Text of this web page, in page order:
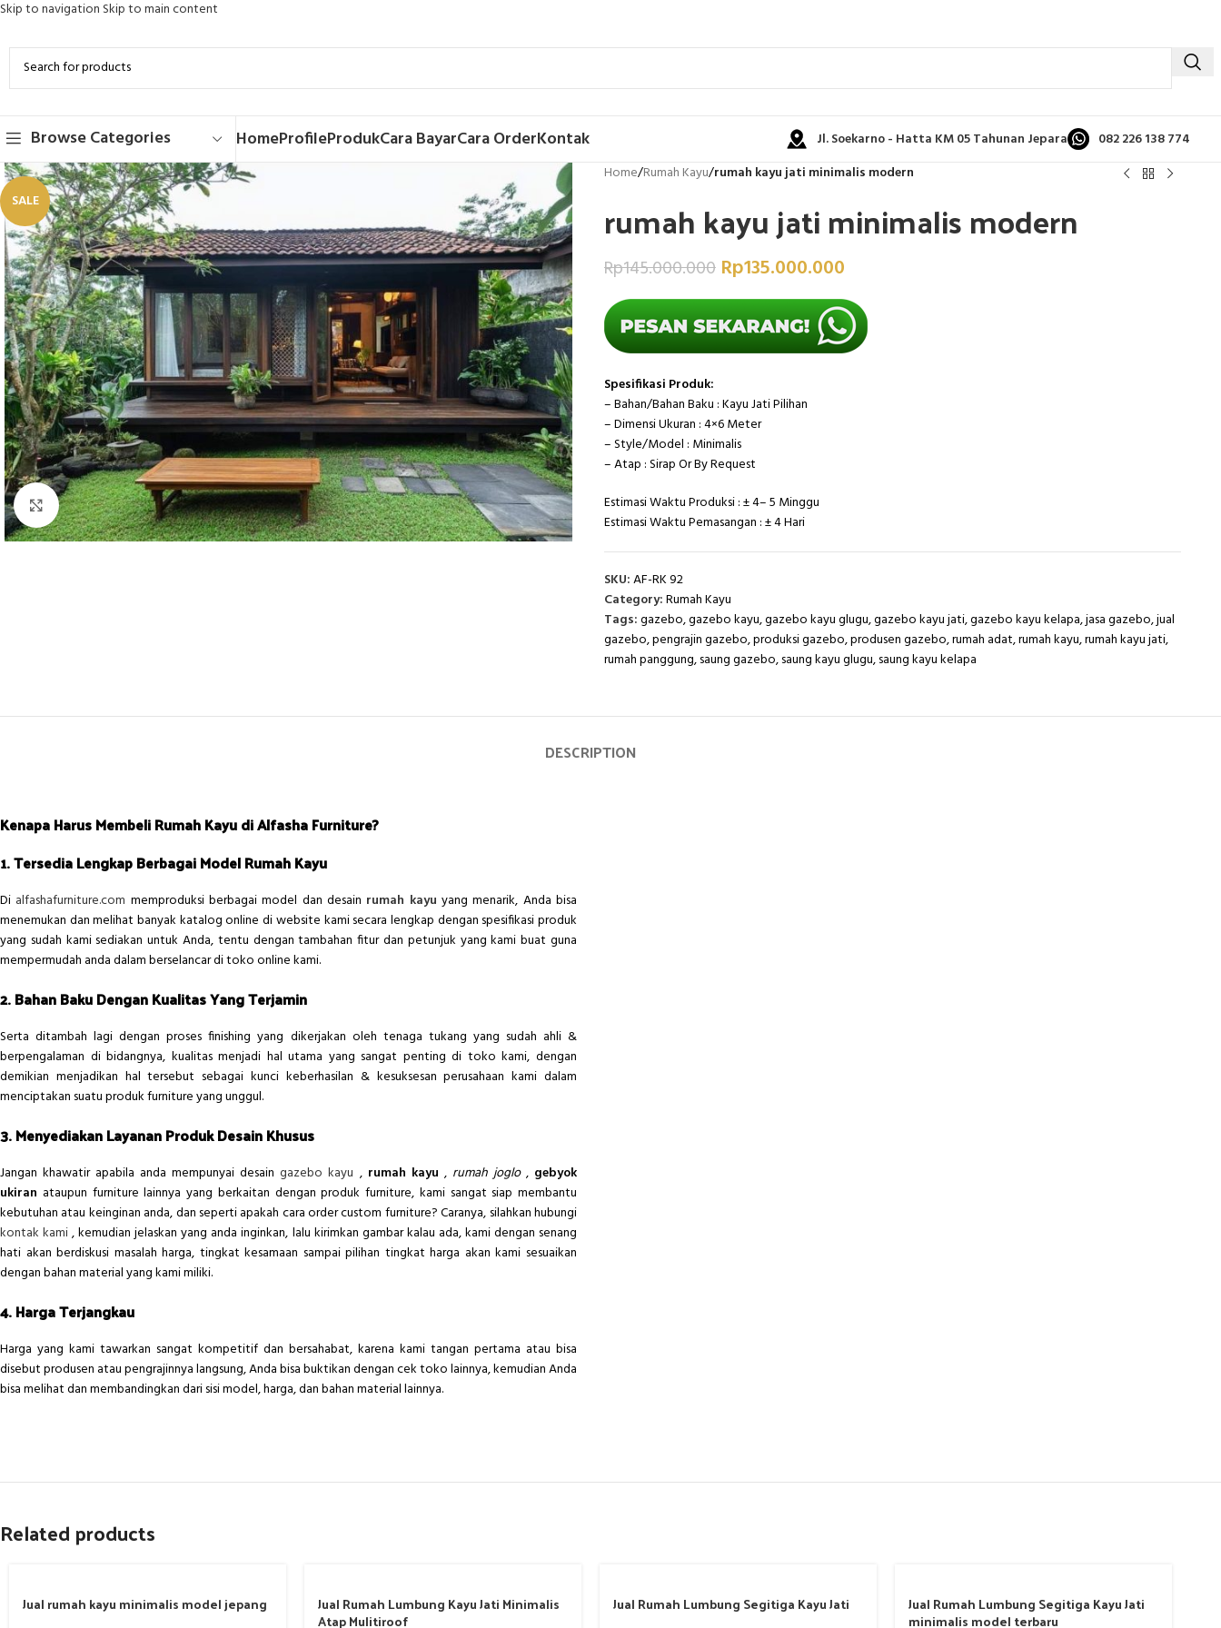
Skip to navigation Skip to main content
Browse Categories HomeProfileProdukCara BayarCara OrderKontak Jl. Soekarno - Hatta KM 05 Tahunan Jepara 082 226 138 774
SALE
Click to enlarge
Home/Rumah Kayu/rumah kayu jati minimalis modern
rumah kayu jati minimalis modern
Rp145.000.000 Rp135.000.000
Spesifikasi Produk:
– Bahan/Bahan Baku : Kayu Jati Pilihan
– Dimensi Ukuran : 4×6 Meter
– Style/Model : Minimalis
– Atap : Sirap Or By Request
Estimasi Waktu Produksi : ± 4– 5 Minggu
Estimasi Waktu Pemasangan : ± 4 Hari
SKU:AF-RK 92
Category:Rumah Kayu
Tags:gazebo,gazebo kayu,gazebo kayu glugu,gazebo kayu jati,gazebo kayu kelapa,jasa gazebo,jual
gazebo,pengrajin gazebo,produksi gazebo,produsen gazebo,rumah adat,rumah kayu,rumah kayu jati,
rumah panggung,saung gazebo,saung kayu glugu,saung kayu kelapa
DESCRIPTION
Kenapa Harus Membeli Rumah Kayu di Alfasha Furniture?
1. Tersedia Lengkap Berbagai Model Rumah Kayu
Di alfashafurniture.com memproduksi berbagai model dan desain rumah kayu yang menarik, Anda bisa
menemukan dan melihat banyak katalog online di website kami secara lengkap dengan spesifikasi produk
yang sudah kami sediakan untuk Anda, tentu dengan tambahan fitur dan petunjuk yang kami buat guna
mempermudah anda dalam berselancar di toko online kami.
2. Bahan Baku Dengan Kualitas Yang Terjamin
Serta ditambah lagi dengan proses finishing yang dikerjakan oleh tenaga tukang yang sudah ahli &
berpengalaman di bidangnya, kualitas menjadi hal utama yang sangat penting di toko kami, dengan
demikian menjadikan hal tersebut sebagai kunci keberhasilan & kesuksesan perusahaan kami dalam
menciptakan suatu produk furniture yang unggul.
3. Menyediakan Layanan Produk Desain Khusus
Jangan khawatir apabila anda mempunyai desaingazebo kayu , rumah kayu , rumah joglo, gebyok
ukiran ataupun furniture lainnya yang berkaitan dengan produk furniture, kami sangat siap membantu
kebutuhan atau keinginan anda, dan seperti apakah cara order custom furniture? Caranya, silahkan hubungi
kontak kami, kemudian jelaskan yang anda inginkan, lalu kirimkan gambar kalau ada, kami dengan senang
hati akan berdiskusi masalah harga, tingkat kesamaan sampai pilihan tingkat harga akan kami sesuaikan
dengan bahan material yang kami miliki.
4. Harga Terjangkau
Harga yang kami tawarkan sangat kompetitif dan bersahabat, karena kami tangan pertama atau bisa
disebut produsen atau pengrajinnya langsung, Anda bisa buktikan dengan cek toko lainnya, kemudian Anda
bisa melihat dan membandingkan dari sisi model, harga, dan bahan material lainnya.
Related products
Jual rumah kayu minimalis model jepang Jual Rumah Lumbung Kayu Jati Minimalis
Atap Mulitiroof
Jual Rumah Lumbung Segitiga Kayu Jati Jual Rumah Lumbung Segitiga Kayu Jati
minimalis model terbaru